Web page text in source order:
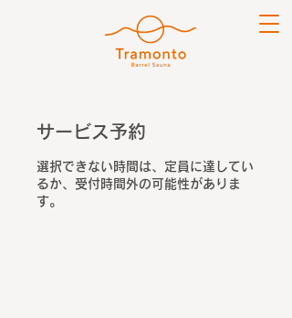
サービス予約
選択できない時間は、定員に達してい
るか、受付時間外の可能性がありま
す。